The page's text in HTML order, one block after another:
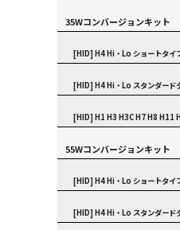
35Wコンバージョンキット
[HID] H4 Hi・Lo ショートタイ
[HID] H4 Hi・Lo スタンダード
[HID] H1 H3 H3C H7 H8 H11
55Wコンバージョンキット
[HID] H4 Hi・Lo ショートタイ
[HID] H4 Hi・Lo スタンダード